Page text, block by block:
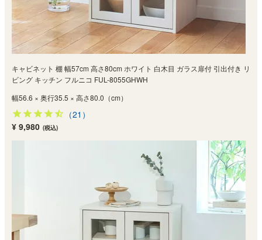
キャビネット 棚 幅57cm 高さ80cm ホワイト 白木目 ガラス扉付 引出付き リ
ビング キッチン フルニコ FUL-8055GHWH
幅56.6 × 奥行35.5 × 高さ80.0（cm）
（21）
¥ 9,980 (税込)